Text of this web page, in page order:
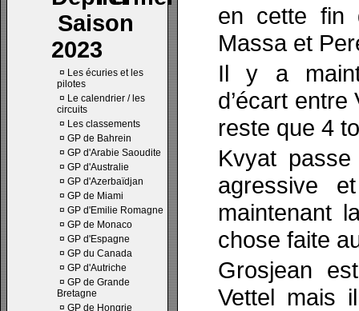
Saison
2023
¤ Les écuries et les
pilotes
¤ Le calendrier / les
circuits
¤ Les classements
¤ GP de Bahrein
¤ GP d'Arabie Saoudite
¤ GP d'Australie
¤ GP d'Azerbaïdjan
¤ GP de Miami
¤ GP d'Emilie Romagne
¤ GP de Monaco
¤ GP d'Espagne
¤ GP du Canada
¤ GP d'Autriche
¤ GP de Grande
Bretagne
¤ GP de Hongrie
en cette fin
Massa et
Il y a
d’écart entre
reste que 4
Kvyat
agressive
maintenant
chose faite
Grosjean
Vettel mais